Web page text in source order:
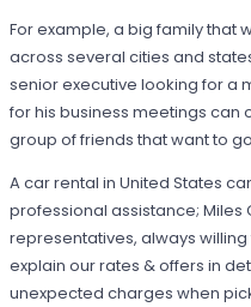
For example, a big family that
across several cities and
senior executive looking for a
for his business meetings can
group of friends that want to
A car rental in United States
professional assistance; Miles
representatives, always
explain our rates & offers in
unexpected charges when